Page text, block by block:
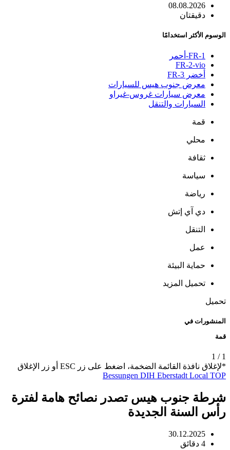
08.08.2026
دقيقتان
الوسوم الأكثر استخدامًا
FR-1-أحمر
FR-2-vio
أخضر FR-3
معرض جنوب هيس للسيارات
معرض سيارات غروس-غيراو
السيارات والتنقل
قمة
محلي
ثقافة
سياسة
رياضة
دي آي إتش
التنقل
عمل
حماية البيئة
تحميل المزيد
تحميل
المنشورات في
قمة
1
/
1
*لإغلاق نافذة القائمة الضخمة، اضغط على زر ESC أو زر الإغلاق
Bessungen DIH Eberstadt Local TOP
شرطة جنوب هيس تصدر نصائح هامة لفترة
رأس السنة الجديدة
30.12.2025
4 دقائق